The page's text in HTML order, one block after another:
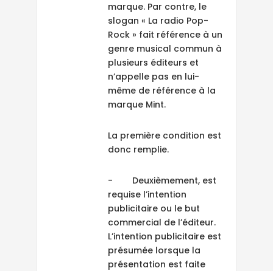
marque. Par contre, le
slogan « La radio Pop-
Rock » fait référence à un
genre musical commun à
plusieurs éditeurs et
n’appelle pas en lui-
même de référence à la
marque Mint.
La première condition est
donc remplie.
- Deuxièmement, est
requise l’intention
publicitaire ou le but
commercial de l’éditeur.
L’intention publicitaire est
présumée lorsque la
présentation est faite